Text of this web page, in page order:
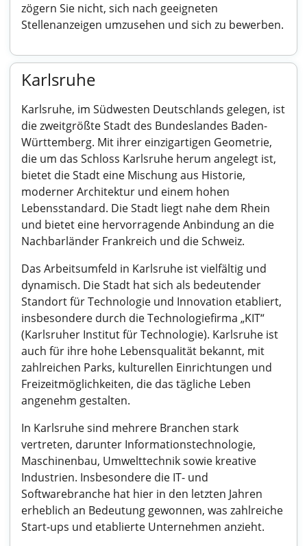
zögern Sie nicht, sich nach geeigneten
Stellenanzeigen umzusehen und sich zu bewerben.
Karlsruhe
Karlsruhe, im Südwesten Deutschlands gelegen, ist
die zweitgrößte Stadt des Bundeslandes Baden-
Württemberg. Mit ihrer einzigartigen Geometrie,
die um das Schloss Karlsruhe herum angelegt ist,
bietet die Stadt eine Mischung aus Historie,
moderner Architektur und einem hohen
Lebensstandard. Die Stadt liegt nahe dem Rhein
und bietet eine hervorragende Anbindung an die
Nachbarländer Frankreich und die Schweiz.
Das Arbeitsumfeld in Karlsruhe ist vielfältig und
dynamisch. Die Stadt hat sich als bedeutender
Standort für Technologie und Innovation etabliert,
insbesondere durch die Technologiefirma „KIT“
(Karlsruher Institut für Technologie). Karlsruhe ist
auch für ihre hohe Lebensqualität bekannt, mit
zahlreichen Parks, kulturellen Einrichtungen und
Freizeitmöglichkeiten, die das tägliche Leben
angenehm gestalten.
In Karlsruhe sind mehrere Branchen stark
vertreten, darunter Informationstechnologie,
Maschinenbau, Umwelttechnik sowie kreative
Industrien. Insbesondere die IT- und
Softwarebranche hat hier in den letzten Jahren
erheblich an Bedeutung gewonnen, was zahlreiche
Start-ups und etablierte Unternehmen anzieht.